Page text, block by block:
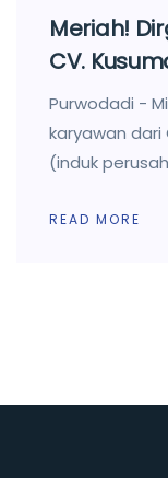
Meriah!
CV.
Purwodadi -
karyawan dari
(induk
READ MORE